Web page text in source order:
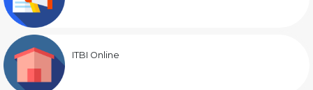
ITBI Online